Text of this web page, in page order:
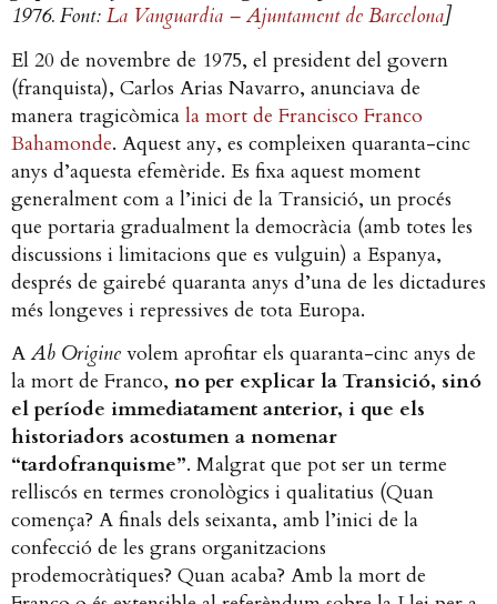
1976. Font: La Vanguardia – Ajuntament de Barcelona]
El 20 de novembre de 1975, el president del govern
(franquista), Carlos Arias Navarro, anunciava de
manera tragicòmica la mort de Francisco Franco
Bahamonde. Aquest any, es compleixen quaranta-cinc
anys d’aquesta efemèride. Es fixa aquest moment
generalment com a l’inici de la Transició, un procés
que portaria gradualment la democràcia (amb totes les
discussions i limitacions que es vulguin) a Espanya,
després de gairebé quaranta anys d’una de les dictadures
més longeves i repressives de tota Europa.
A Ab Origine volem aprofitar els quaranta-cinc anys de
la mort de Franco, no per explicar la Transició, sinó
el període immediatament anterior, i que els
historiadors acostumen a nomenar
“tardofranquisme”. Malgrat que pot ser un terme
relliscós en termes cronològics i qualitatius (Quan
comença? A finals dels seixanta, amb l’inici de la
confecció de les grans organitzacions
prodemocràtiques? Quan acaba? Amb la mort de